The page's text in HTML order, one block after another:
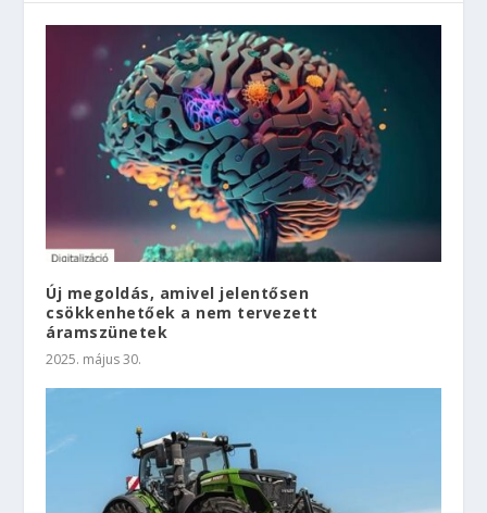
Új megoldás, amivel jelentősen
csökkenhetőek a nem tervezett
áramszünetek
2025. május 30.